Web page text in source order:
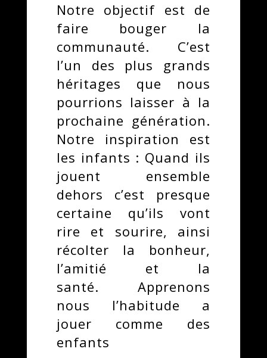
Notre objectif est de
faire bouger la
communauté. C’est
l’un des plus grands
héritages que nous
pourrions laisser à la
prochaine génération.
Notre inspiration est
les infants : Quand ils
jouent ensemble
dehors c’est presque
certaine qu’ils vont
rire et sourire, ainsi
récolter la bonheur,
l’amitié et la
santé. Apprenons
nous l’habitude a
jouer comme des
enfants